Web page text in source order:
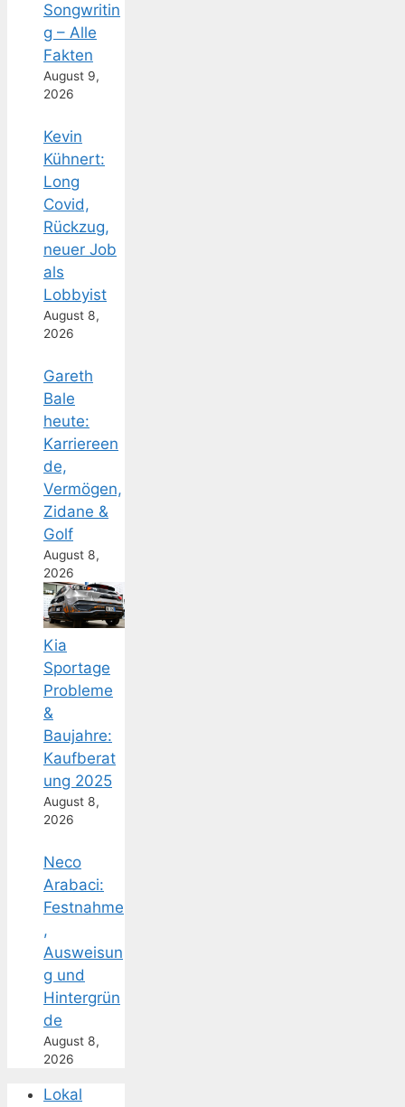
Songwritin
g – Alle
Fakten
August 9,
2026
Kevin
Kühnert:
Long
Covid,
Rückzug,
neuer Job
als
Lobbyist
August 8,
2026
Gareth
Bale
heute:
Karriereen
de,
Vermögen,
Zidane &
Golf
August 8,
2026
Kia
Sportage
Probleme
&
Baujahre:
Kaufberat
ung 2025
August 8,
2026
Neco
Arabaci:
Festnahme
,
Ausweisun
g und
Hintergrün
de
August 8,
2026
Lokal